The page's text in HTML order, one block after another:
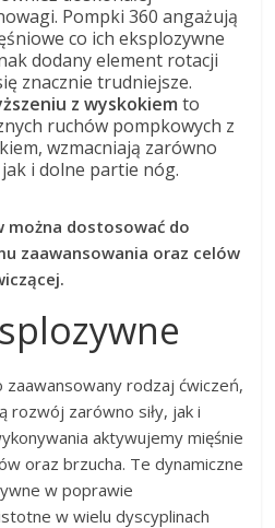
Pompki 360 angażują
co ich eksplozywne
dodany element rotacji
znacznie trudniejsze.
z wyskokiem to
ruchów pompkowych z
wzmacniają zarówno
jak i dolne partie nóg.
można dostosować do
zaawansowania oraz celów
zaawansowany rodzaj ćwiczeń,
rozwój zarówno siły, jak i
aktywujemy mięśnie
oraz brzucha. Te dynamiczne
w poprawie
w wielu dyscyplinach